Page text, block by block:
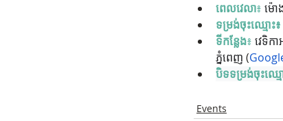
ពេលវេលា៖ ម៉ោ
ទម្រង់ចុះឈ្មោះ៖
ទីកន្លែង៖ វេទិក
ភ្នំពេញ (
បិទទម្រង់ចុះឈ្ម
Events